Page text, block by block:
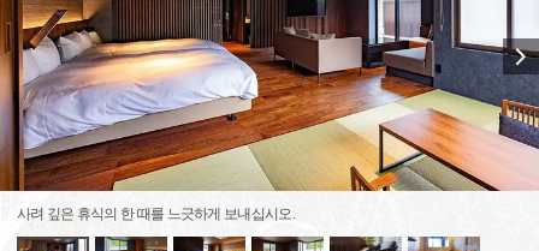
사려 깊은 휴식의 한 때를 느긋하게 보내십시오.